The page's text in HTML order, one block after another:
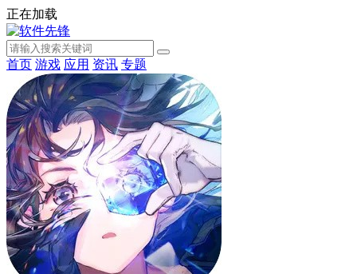
正在加载
首页 游戏 应用 资讯 专题